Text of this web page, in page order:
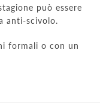
può essere
anti-scivolo.
formali o con un